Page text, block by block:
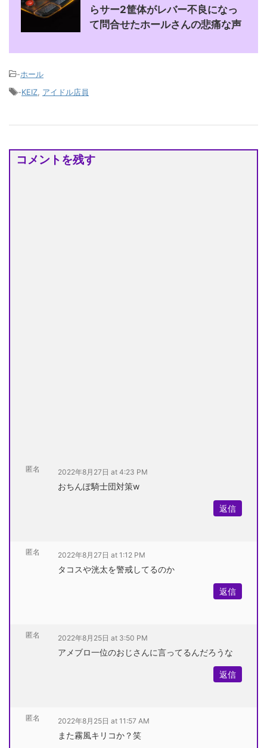
らサー2筐体がレバー不良になっ
て問合せたホールさんの悲痛な声
-ホール
-KEIZ アイドル店員
コメントを残す
匿名 2022年8月27日 at 4:23 PM
おちんぽ騎士団対策w
返信
匿名 2022年8月27日 at 1:12 PM
タコスや洸太を警戒してるのか
返信
匿名 2022年8月25日 at 3:50 PM
アメブロ一位のおじさんに言ってるんだろうな
返信
匿名 2022年8月25日 at 11:57 AM
また霧風キリコか？笑